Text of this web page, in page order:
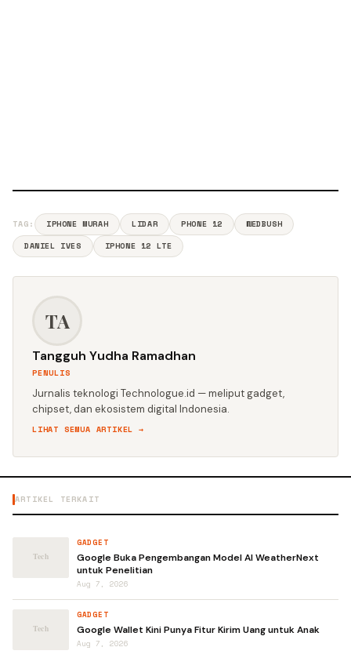
TAG: IPHONE MURAH LIDAR PHONE 12
WEDBUSH
DANIEL IVES
IPHONE 12 LTE
TA
Tangguh Yudha Ramadhan
PENULIS
Jurnalis teknologi Technologue.id — meliput gadget,
chipset, dan ekosistem digital Indonesia.
LIHAT SEMUA ARTIKEL →
ARTIKEL TERKAIT
GADGET
Google Buka Pengembangan Model AI WeatherNext
untuk Penelitian
Aug 7, 2026
GADGET
Google Wallet Kini Punya Fitur Kirim Uang untuk Anak
Aug 7, 2026